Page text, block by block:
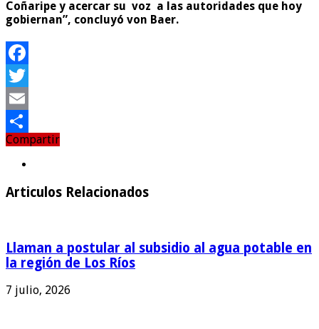
Coñaripe y acercar su voz a las autoridades que hoy
gobiernan”, concluyó von Baer.
Facebook
Twitter
Email
Compartir
Compartir
Articulos Relacionados
Llaman a postular al subsidio al agua potable en
la región de Los Ríos
7 julio, 2026